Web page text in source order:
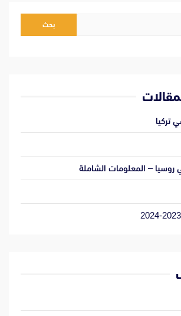
تركيا
– المعلومات الشاملة